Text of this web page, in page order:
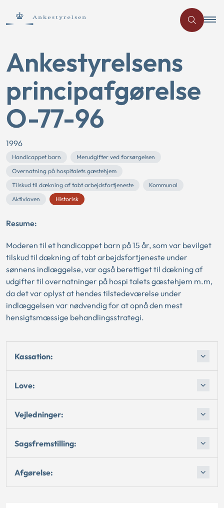
Ankestyrelsens
principafgørelse
O-77-96
1996
Handicappet barn
Merudgifter ved forsørgelsen
Overnatning på hospitalets gæstehjem
Tilskud til dækning af tabt arbejdsfortjeneste
Kommunal
Aktivloven
Historisk
Resume:
Moderen til et handicappet barn på 15 år, som var bevilget
tilskud til dækning af tabt arbejdsfortjeneste under
sønnens indlæggelse, var også berettiget til dækning af
udgifter til overnatninger på hospi talets gæstehjem m.m,
da det var oplyst at hendes tilstedeværelse under
indlæggelsen var nødvendig for at opnå den mest
hensigtsmæssige behandlingsstrategi.
Kassation:
Love:
Vejledninger:
Sagsfremstilling:
Afgørelse: